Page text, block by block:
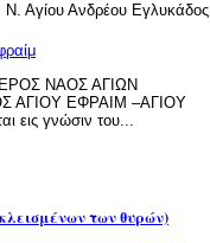
Ν. Αγίου Ανδρέου Εγλυκάδος
ΝΑΟΣ ΑΓΙΩΝ
ΑΓΙΟΥ ΕΦΡΑΙΜ –ΑΓΙΟΥ
γνώσιν του...
των θυρών)